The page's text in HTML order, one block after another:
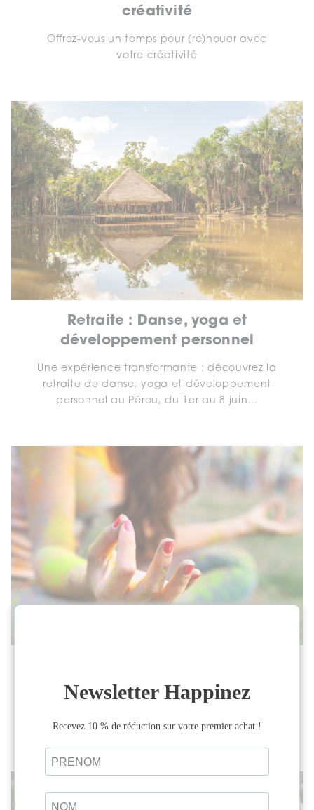
créativité
Offrez-vous un temps pour (re)nouer avec
votre créativité
Retraite : Danse, yoga et
développement personnel
Une expérience transformante : découvrez la
retraite de danse, yoga et développement
personnel au Pérou, du 1er au 8 juin...
Chaque mois de mai, ce festival devenu
toute sa puissance, sa douceur et sa...